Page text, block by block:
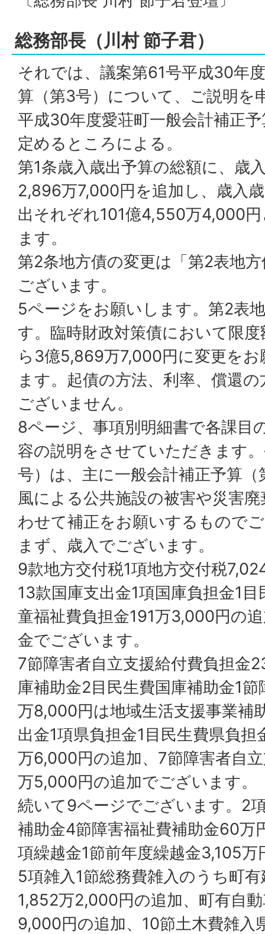
総務部長（川村 節子君）
それでは、議案第61号平成30年
算（第3号）について、ご説明を
平成30年度愛荘町一般会計補正
定めるところによる。
第1条歳入歳出予算の総額に、歳
2,896万7,000円を追加し、歳入
出それぞれ101億4,550万4,000
ます。
第2条地方債の変更は「第2表地
ございます。
5ページをお願いします。第2表
す。臨時財政対策債において限
ら3億5,869万7,000円に変更を
ます。起債の方法、利率、償還
ございません。
8ページ、事項別明細書で各課目
容の説明をさせていただきます
号）は、主に一般会計補正予算
風による公共施設の被害や災害
わせて補正をお願いするもので
まず、歳入でございます。
9款地方交付税1項地方交付税
13款国庫支出金1項国庫負担金1
童福祉費負担金191万3,000円の
金でございます。
7節障害者自立支援給付費負担金
庫補助金2目民生費国庫補助金1
万8,000円は地域生活支援事業補
出金1項県負担金1目民生費県負
万6,000円の追加、7節障害者自
万5,000円の追加でございます。
続いて9ページでございます。2
補助金4節障害福祉費補助金60万
項繰越金1節前年度繰越金3,105
5項雑入1節総務費雑入のうち町
1,852万2,000円の追加、町有自
9,000円の追加、10節土木費雑入